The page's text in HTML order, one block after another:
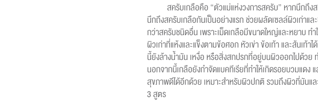
สครับเกลือคือ “ตัวแม่แห่งวงการสครับ” หากนึกถึง
นึกถึงสครับเกลือกันเป็นอย่างแรก ช่วยผลัดเซลล์ผิวเก่าแล
กว่าสครับชนิดอื่น เพราะเม็ดเกลือมีขนาดใหญ่และหยาบ ท
ผิวเก่าที่แห้งและแข็งตามข้อศอก หัวเข่า ข้อเท้า และส้นเท้า
นี้ยังล้างน้ำมัน เหงื่อ หรือสิ่งสกปรกที่อยู่บนผิวออกไปด้วย
นอกจากนี้เกลือยังกำจัดแบคทีเรียที่ทำให้เกิดรอยบวมแดง
สุขภาพดีได้อีกด้วย เหมาะสำหรับผิวปกติ รวมถึงผิวที่มันแล
3 สูตร